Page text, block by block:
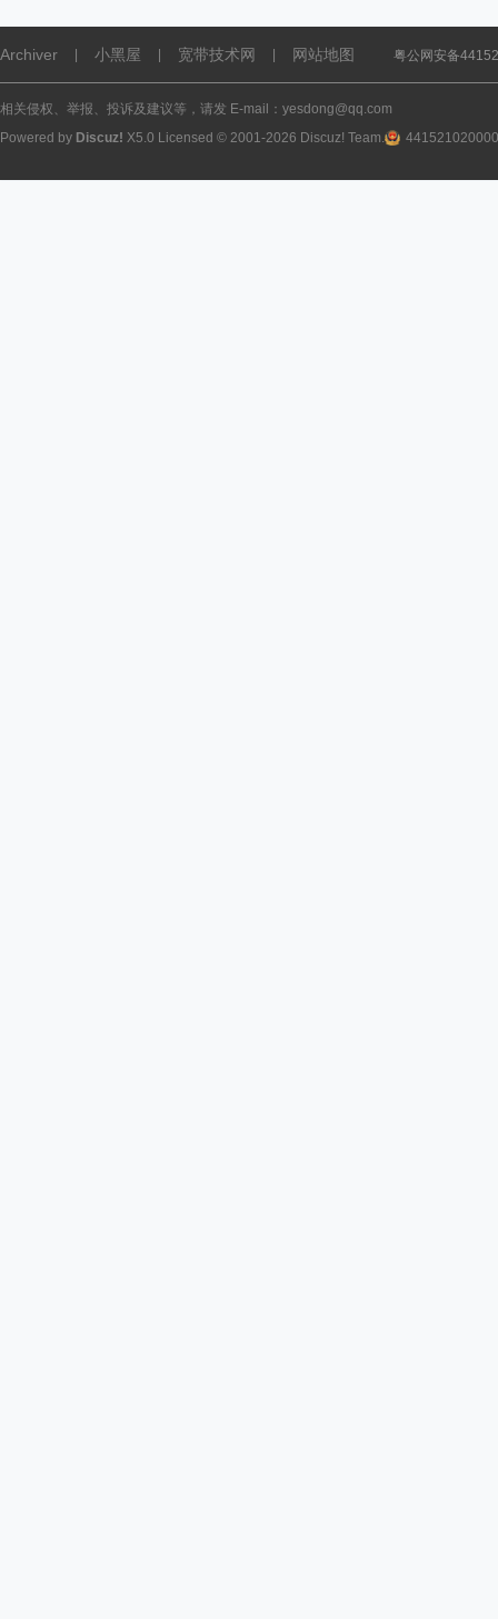
Archiver 小黑屋 宽带技术网 网站地图 粤公网安备
相关侵权、举报、投诉及建议等，请发 E-mail：yesdong@qq.com
Powered by Discuz! X5.0 Licensed © 2001-2026 Discuz! Team.